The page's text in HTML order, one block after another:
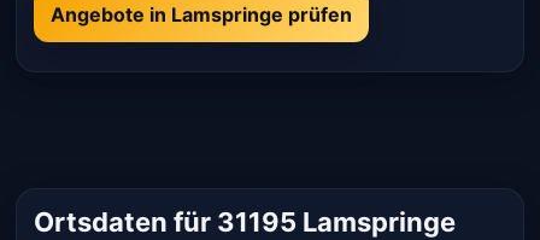
Angebote in Lamspringe prüfen
Ortsdaten für 31195 Lamspringe